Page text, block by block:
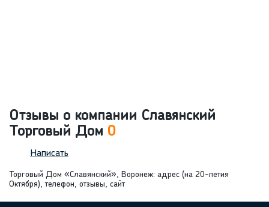
Отзывы о компании Славянский
Торговый Дом 0
Написать
Торговый Дом «Славянский», Воронеж: адрес (на 20-летия
Октября), телефон, отзывы, сайт